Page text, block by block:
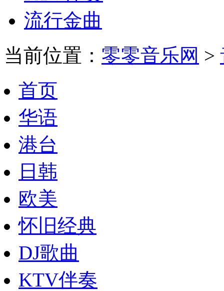
流行金曲
当前位置： 零零音乐网 >
首页
华语
港台
日韩
欧美
怀旧经典
DJ歌曲
KTV伴奏